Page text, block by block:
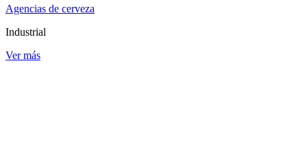
Agencias de cerveza
Industrial
Ver más